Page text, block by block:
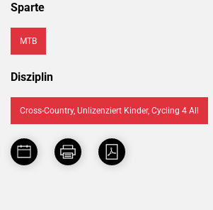
Sparte
MTB
Disziplin
Cross-Country, Unlizenziert Kinder, Cycling 4 All